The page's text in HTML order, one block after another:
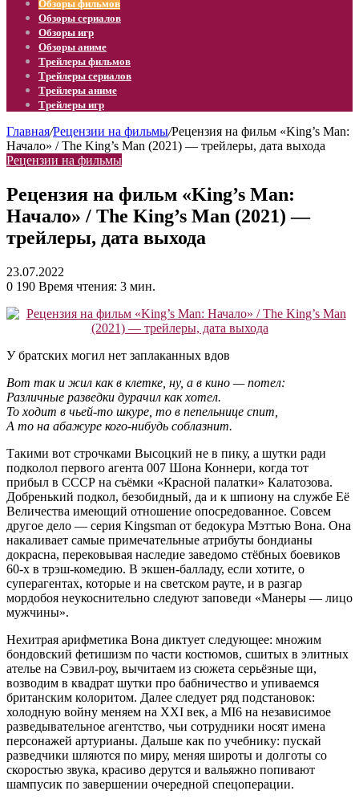
Обзоры фильмов
Обзоры сериалов
Обзоры игр
Обзоры аниме
Трейлеры фильмов
Трейлеры сериалов
Трейлеры аниме
Трейлеры игр
Главная/Рецензии на фильмы/Рецензия на фильм «King’s Man:
Начало» / The King’s Man (2021) — трейлеры, дата выхода
Рецензии на фильмы
Рецензия на фильм «King’s Man:
Начало» / The King’s Man (2021) —
трейлеры, дата выхода
23.07.2022
0 190 Время чтения: 3 мин.
У братских могил нет заплаканных вдов
Вот так и жил как в клетке, ну, а в кино — потел:
Различные разведки дурачил как хотел.
То ходит в чьей-то шкуре, то в пепельнице спит,
А то на абажуре кого-нибудь соблазнит.
Такими вот строчками Высоцкий не в пику, а шутки ради
подколол первого агента 007 Шона Коннери, когда тот
прибыл в СССР на съёмки «Красной палатки» Калатозова.
Добренький подкол, безобидный, да и к шпиону на службе Её
Величества имеющий отношение опосредованное. Совсем
другое дело — серия Kingsman от бедокура Мэттью Вона. Она
накаливает самые примечательные атрибуты бондианы
докрасна, перековывая наследие заведомо стёбных боевиков
60-х в трэш-комедию. В экшен-балладу, если хотите, о
суперагентах, которые и на светском рауте, и в разгар
мордобоя неукоснительно следуют заповеди «Манеры — лицо
мужчины».
Нехитрая арифметика Вона диктует следующее: множим
бондовский фетишизм по части костюмов, сшитых в элитных
ателье на Сэвил-роу, вычитаем из сюжета серьёзные щи,
возводим в квадрат шутки про бабничество и упиваемся
британским колоритом. Далее следует ряд подстановок:
холодную войну меняем на XXI век, а MI6 на независимое
разведывательное агентство, чьи сотрудники носят имена
персонажей артурианы. Дальше как по учебнику: пускай
разведчики шляются по миру, меняя широты и долготы со
скоростью звука, красиво дерутся и вальяжно попивают
шампусик по завершении очередной спецоперации.